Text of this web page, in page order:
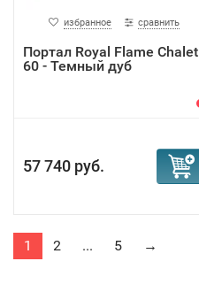
избранное сравнить
Портал Royal Flame Chalet
60 - Темный дуб
57 740 руб.
1 2 ... 5 →